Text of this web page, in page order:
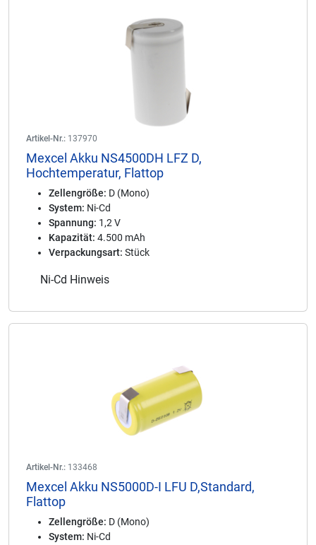
Artikel-Nr.: 137970
Mexcel Akku NS4500DH LFZ D,
Hochtemperatur, Flattop
Zellengröße: D (Mono)
System: Ni-Cd
Spannung: 1,2 V
Kapazität: 4.500 mAh
Verpackungsart: Stück
Ni-Cd Hinweis
Artikel-Nr.: 133468
Mexcel Akku NS5000D-I LFU D,Standard,
Flattop
Zellengröße: D (Mono)
System: Ni-Cd